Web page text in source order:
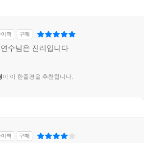
이책 구매
수님은 진리입니다
이 이 한줄평을 추천합니다.
이책 구매